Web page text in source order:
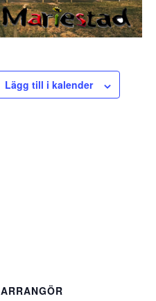
Lägg till i kalender
ARRANGÖR